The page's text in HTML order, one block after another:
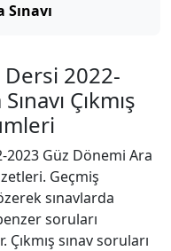
2022-
Çıkmış
2023 Güz Dönemi Ara
Geçmiş
sınavlarda
soruları
sınav soruları